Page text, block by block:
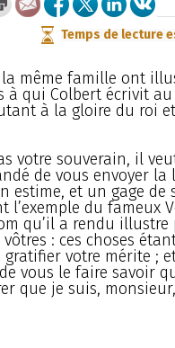
Temps de lecture
même famille ont
à qui Colbert écrivit
à la gloire du roi et
votre souverain, il
de vous envoyer
estime, et un gage
l’exemple du fameux
qu’il a rendu illustre
: ces choses
votre mérite ;
vous le faire savoir
que je suis,